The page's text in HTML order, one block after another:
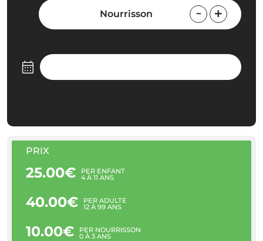
Nourrisson
PRIX
25.00€ PER ENFANT
4 À 11 ANS
40.00€ PER ADULTE
12 À 99 ANS
10.00€ PER NOURRISSON
0 À 3 ANS